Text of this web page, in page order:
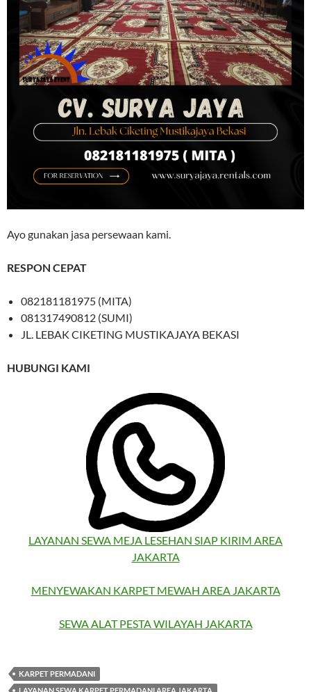
Ayo gunakan jasa persewaan kami.
RESPON CEPAT
082181181975 (MITA)
081317490812 (SUMI)
JL. LEBAK CIKETING MUSTIKAJAYA BEKASI
HUBUNGI KAMI
LAYANAN SEWA MEJA LESEHAN SIAP KIRIM AREA
JAKARTA
MENYEWAKAN KARPET MEWAH AREA JAKARTA
SEWA ALAT PESTA WILAYAH JAKARTA
KARPET PERMADANI